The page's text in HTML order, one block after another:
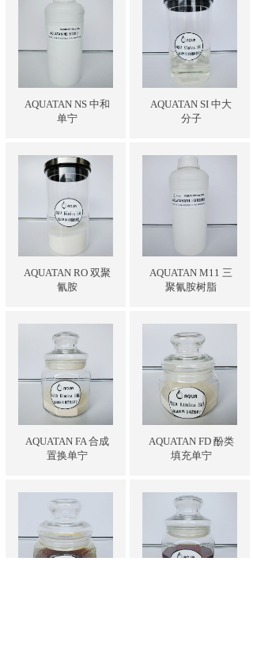
AQUATAN NS 中和
单宁
AQUATAN SI 中大
分子
AQUATAN RO 双聚
氰胺
AQUATAN M11 三
聚氰胺树脂
AQUATAN FA 合成
置换单宁
AQUATAN FD 酚类
填充单宁